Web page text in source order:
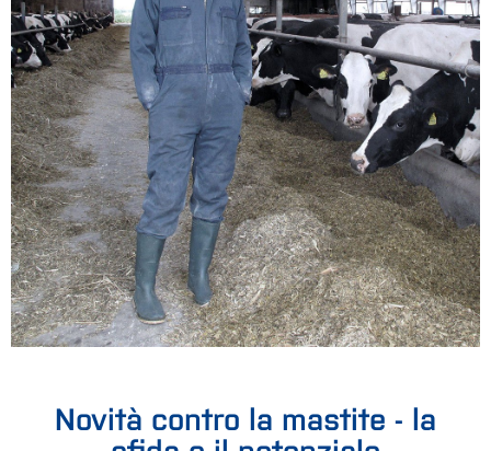
Novità contro la mastite - la